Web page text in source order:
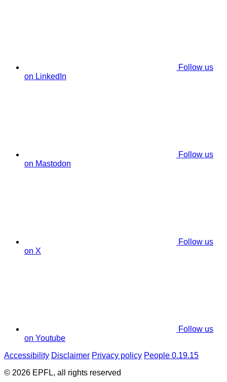
Follow us
on LinkedIn
Follow us
on Mastodon
Follow us
on X
Follow us
on Youtube
Accessibility Disclaimer Privacy policy People 0.19.15
© 2026 EPFL, all rights reserved